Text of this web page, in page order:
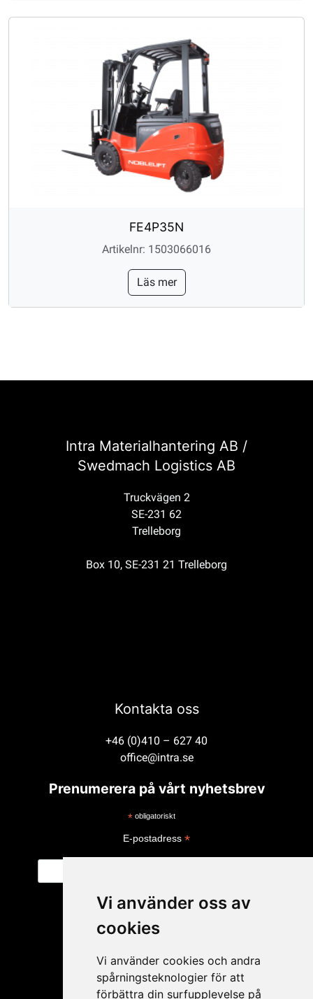
Vi använder oss av
cookies
Vi använder cookies och andra
spårningsteknologier för att
förbättra din surfupplevelse på
FE4P35N
Artikelnr: 1503066016
Läs mer
Intra Materialhantering AB /
Swedmach Logistics AB
Truckvägen 2
SE-231 62
Trelleborg
Box 10, SE-231 21 Trelleborg
Kontakta oss
+46 (0)410 – 627 40
office@intra.se
Prenumerera på vårt nyhetsbrev
* obligatoriskt
E-postadress *